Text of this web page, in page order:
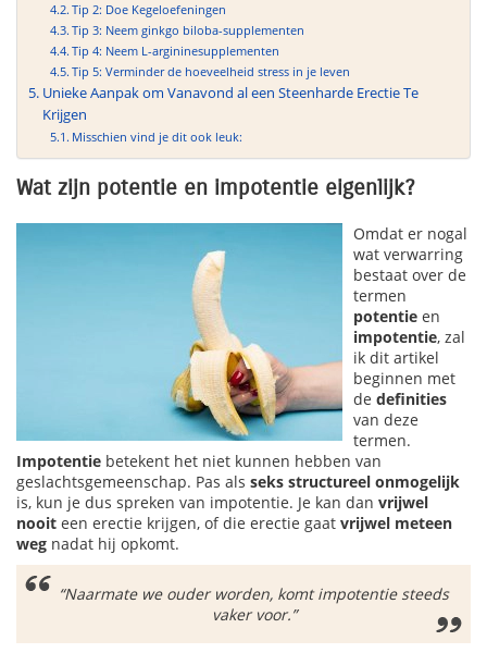
Tip 2: Doe Kegeloefeningen
Tip 3: Neem ginkgo biloba-supplementen
Tip 4: Neem L-argininesupplementen
Tip 5: Verminder de hoeveelheid stress in je leven
Unieke Aanpak om Vanavond al een Steenharde Erectie Te
Krijgen
Misschien vind je dit ook leuk:
Wat zijn potentie en impotentie eigenlijk?
Omdat er nogal
wat verwarring
bestaat over de
termen
potentie en
impotentie, zal
ik dit artikel
beginnen met
de definities
van deze
termen.
Impotentie betekent het niet kunnen hebben van
geslachtsgemeenschap. Pas als seks structureel onmogelijk
is, kun je dus spreken van impotentie. Je kan dan vrijwel
nooit een erectie krijgen, of die erectie gaat vrijwel meteen
weg nadat hij opkomt.
“Naarmate we ouder worden, komt impotentie steeds
vaker voor.”